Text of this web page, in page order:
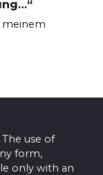
meinem
use of
form,
only with an